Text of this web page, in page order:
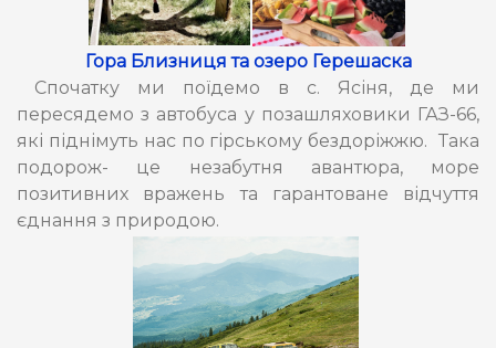
Гора Близниця та озеро Герешаска
Спочатку ми поїдемо в с. Ясіня, де ми
пересядемо з автобуса у позашляховики ГАЗ-66,
які піднімуть нас по гірському бездоріжжю. Така
подорож- це незабутня авантюра, море
позитивних вражень та гарантоване відчуття
єднання з природою.